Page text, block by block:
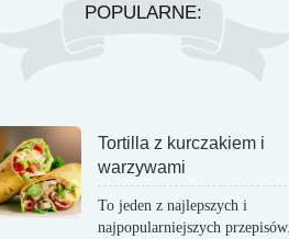
POPULARNE:
Tortilla z kurczakiem i
warzywami
To jeden z najlepszych i
najpopularniejszych przepisów.